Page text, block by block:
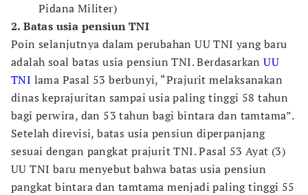
Pidana Militer)
2. Batas usia pensiun TNI
Poin selanjutnya dalam perubahan UU TNI yang baru
adalah soal batas usia pensiun TNI. BerdasarkanUU
TNI lama Pasal 53 berbunyi, “Prajurit melaksanakan
dinas keprajuritan sampai usia paling tinggi 58 tahun
bagi perwira, dan 53 tahun bagi bintara dan tamtama”.
Setelah direvisi, batas usia pensiun diperpanjang
sesuai dengan pangkat prajurit TNI. Pasal 53 Ayat (3)
UU TNI baru menyebut bahwa batas usia pensiun
pangkat bintara dan tamtama menjadi paling tinggi 55